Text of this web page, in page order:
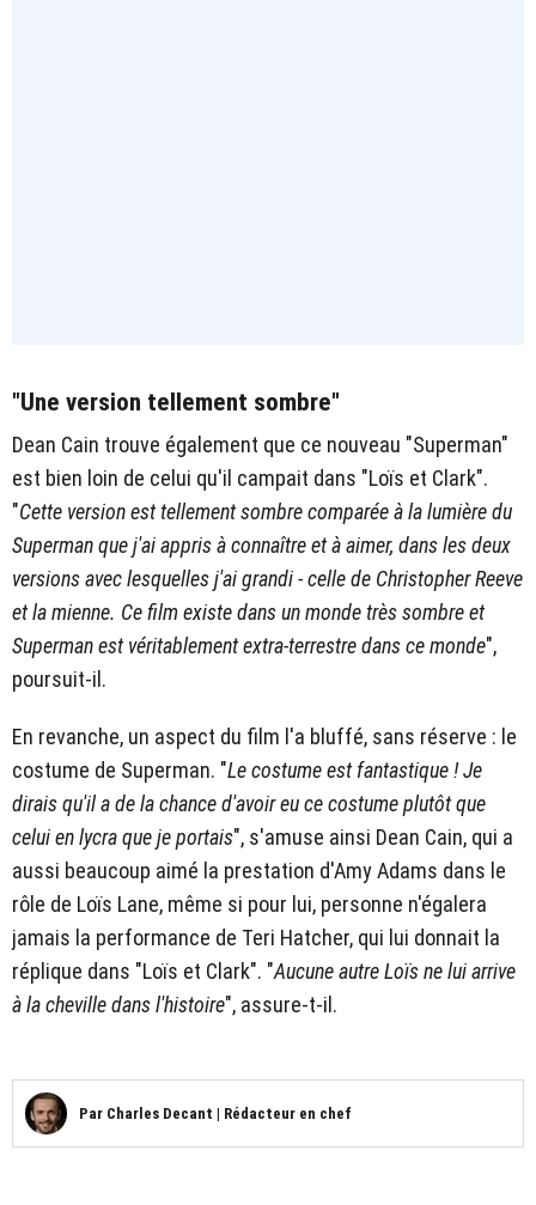
"Une version tellement sombre"
Dean Cain trouve également que ce nouveau "Superman"
est bien loin de celui qu'il campait dans "Loïs et Clark".
"Cette version est tellement sombre comparée à la lumière du
Superman que j'ai appris à connaître et à aimer, dans les deux
versions avec lesquelles j'ai grandi - celle de Christopher Reeve
et la mienne. Ce film existe dans un monde très sombre et
Superman est véritablement extra-terrestre dans ce monde",
poursuit-il.
En revanche, un aspect du film l'a bluffé, sans réserve : le
costume de Superman. "Le costume est fantastique ! Je
dirais qu'il a de la chance d'avoir eu ce costume plutôt que
celui en lycra que je portais", s'amuse ainsi Dean Cain, qui a
aussi beaucoup aimé la prestation d'Amy Adams dans le
rôle de Loïs Lane, même si pour lui, personne n'égalera
jamais la performance de Teri Hatcher, qui lui donnait la
réplique dans "Loïs et Clark". "Aucune autre Loïs ne lui arrive
à la cheville dans l'histoire", assure-t-il.
Par Charles Decant | Rédacteur en chef